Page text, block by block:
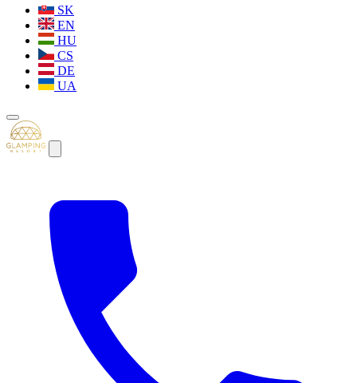
SK
EN
HU
CS
DE
UA